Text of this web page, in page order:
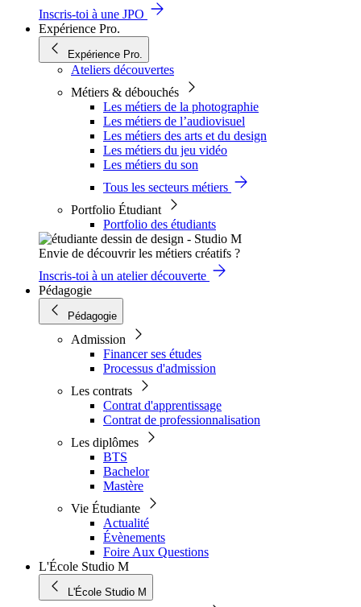
Inscris-toi à une JPO
Expérience Pro.
Expérience Pro.
Ateliers découvertes
Métiers & débouchés
Les métiers de la photographie
Les métiers de l’audiovisuel
Les métiers des arts et du design
Les métiers du jeu vidéo
Les métiers du son
Tous les secteurs métiers
Portfolio Étudiant
Portfolio des étudiants
Envie de découvrir les métiers créatifs ?
Inscris-toi à un atelier découverte
Pédagogie
Pédagogie
Admission
Financer ses études
Processus d'admission
Les contrats
Contrat d'apprentissage
Contrat de professionnalisation
Les diplômes
BTS
Bachelor
Mastère
Vie Étudiante
Actualité
Évènements
Foire Aux Questions
L'École Studio M
L'École Studio M